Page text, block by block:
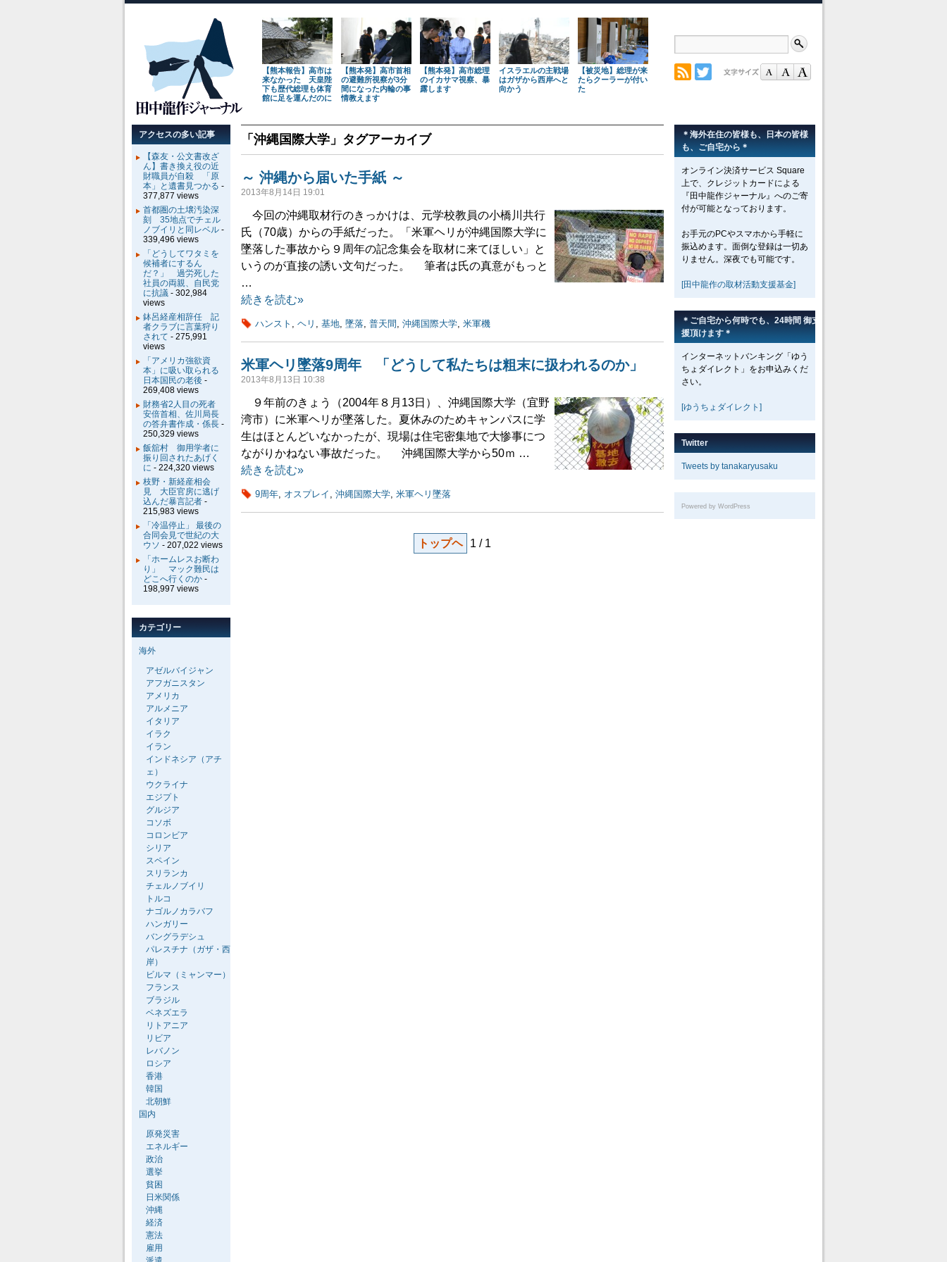
【熊本報告】高市は
来なかった 天皇陛
下も歴代総理も体育
館に足を運んだのに
【熊本発】高市首相
の避難所視察が3分
間になった内輪の事
情教えます
【熊本発】高市総理
のイカサマ視察、暴
露します
イスラエルの主戦場
はガザから西岸へと
向かう
【被災地】総理が来
たらクーラーが付い
た
「 沖縄国際大学 」タグアーカイブ
～ 沖縄から届いた手紙 ～
2013年8月14日 19:01
今回の沖縄取材行のきっかけは、元学校教員の小橋川共行
氏（70歳）からの手紙だった。「米軍ヘリが沖縄国際大学に
墜落した事故から９周年の記念集会を取材に来てほしい」と
いうのが直接の誘い文句だった。 筆者は氏の真意がもっと
…
続きを読む»
ハンスト , ヘリ , 基地, 墜落, 普天間 , 沖縄国際大学, 米軍機
米軍ヘリ墜落9周年 「どうして私たちは粗末に扱われるのか」
2013年8月13日 10:38
９年前のきょう（2004年８月13日）、沖縄国際大学（宜野
湾市）に米軍ヘリが墜落した。夏休みのためキャンパスに学
生はほとんどいなかったが、現場は住宅密集地で大惨事につ
ながりかねない事故だった。 沖縄国際大学から50ｍ …
続きを読む»
9周年, オスプレイ , 沖縄国際大学, 米軍ヘリ墜落
トップヘ 1 / 1
＊海外在住の皆様も、日本の皆様
も、ご自宅から＊
オンライン決済サービス Square
上で、クレジットカードによる
『田中龍作ジャーナル』へのご寄
付が可能となっております。
お手元のPCやスマホから手軽に
振込めます。面倒な登録は一切あ
りません。深夜でも可能です。
[田中龍作の取材活動支援基金]
＊ご自宅から何時でも、24時間 御支
援頂けます＊
インターネットバンキング「ゆう
ちょダイレクト」をお申込みくだ
さい。
[ゆうちょダイレクト]
Twitter
Tweets by tanakaryusaku
Powered by WordPress
アクセスの多い記事
【森友・公文書改ざ
ん】書き換え役の近
財職員が自殺 「原
本」と遺書見つかる -
377,877 views
首都圏の土壌汚染深
刻 35地点でチェル
ノブイリと同レベル -
339,496 views
「どうしてワタミを
候補者にするん
だ？」 過労死した
社員の両親、自民党
に抗議 - 302,984
views
鉢呂経産相辞任 記
者クラブに言葉狩り
されて - 275,991
views
「アメリカ強欲資
本」に吸い取られる
日本国民の老後 -
269,408 views
財務省2人目の死者
安倍首相、佐川局長
の答弁書作成・係長 -
250,329 views
飯舘村 御用学者に
振り回されたあげく
に - 224,320 views
枝野・新経産相会
見 大臣官房に逃げ
込んだ暴言記者 -
215,983 views
「冷温停止」 最後の
合同会見で世紀の大
ウソ - 207,022 views
「ホームレスお断わ
り」 マック難民は
どこへ行くのか -
198,997 views
カテゴリー
海外
アゼルバイジャン
アフガニスタン
アメリカ
アルメニア
イタリア
イラク
イラン
インドネシア（アチ
ェ）
ウクライナ
エジプト
グルジア
コソボ
コロンビア
シリア
スペイン
スリランカ
チェルノブイリ
トルコ
ナゴルノカラバフ
ハンガリー
バングラデシュ
パレスチナ（ガザ・西
岸）
ビルマ（ミャンマー）
フランス
ブラジル
ベネズエラ
リトアニア
リビア
レバノン
ロシア
香港
韓国
北朝鮮
国内
原発災害
エネルギー
政治
選挙
貧困
日米関係
沖縄
経済
憲法
雇用